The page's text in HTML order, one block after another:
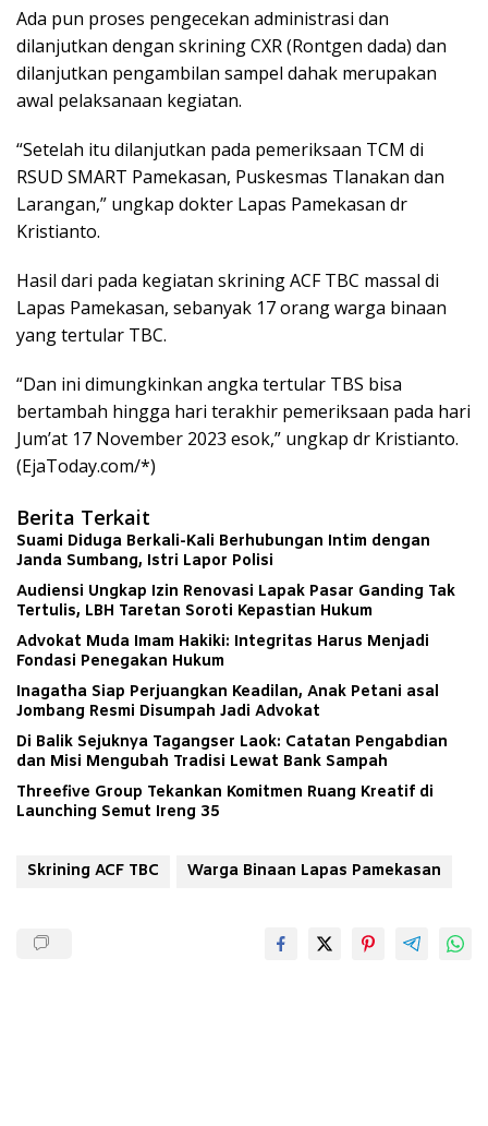
Ada pun proses pengecekan administrasi dan
dilanjutkan dengan skrining CXR (Rontgen dada) dan
dilanjutkan pengambilan sampel dahak merupakan
awal pelaksanaan kegiatan.
“Setelah itu dilanjutkan pada pemeriksaan TCM di
RSUD SMART Pamekasan, Puskesmas Tlanakan dan
Larangan,” ungkap dokter Lapas Pamekasan dr
Kristianto.
Hasil dari pada kegiatan skrining ACF TBC massal di
Lapas Pamekasan, sebanyak 17 orang warga binaan
yang tertular TBC.
“Dan ini dimungkinkan angka tertular TBS bisa
bertambah hingga hari terakhir pemeriksaan pada hari
Jum’at 17 November 2023 esok,” ungkap dr Kristianto.
(EjaToday.com/*)
Berita Terkait
Suami Diduga Berkali-Kali Berhubungan Intim dengan
Janda Sumbang, Istri Lapor Polisi
Audiensi Ungkap Izin Renovasi Lapak Pasar Ganding Tak
Tertulis, LBH Taretan Soroti Kepastian Hukum
Advokat Muda Imam Hakiki: Integritas Harus Menjadi
Fondasi Penegakan Hukum
Inagatha Siap Perjuangkan Keadilan, Anak Petani asal
Jombang Resmi Disumpah Jadi Advokat
Di Balik Sejuknya Tagangser Laok: Catatan Pengabdian
dan Misi Mengubah Tradisi Lewat Bank Sampah
Threefive Group Tekankan Komitmen Ruang Kreatif di
Launching Semut Ireng 35
Skrining ACF TBC Warga Binaan Lapas Pamekasan